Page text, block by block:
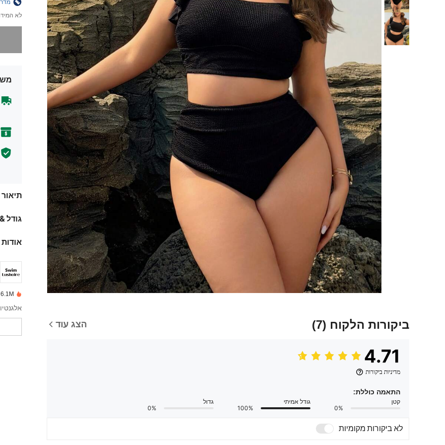
ביקורות הלקוח (7) הצג עוד
4.71
מדיניות ביקורות
התאמה כוללת:
קטן
0%
גודל אמיתי
100%
גדול
0%
לא ביקורות מקומיות
לא
תיאור
גודל
6.1M נמכרו לאחרונה